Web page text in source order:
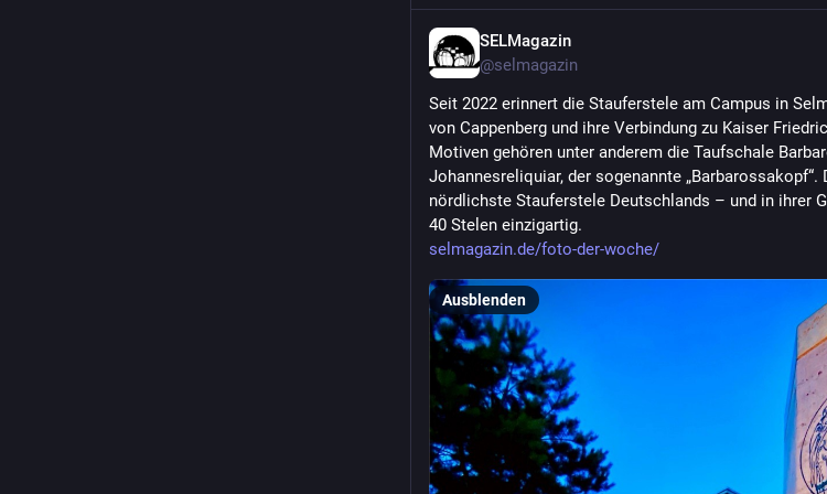
SELMagazin
@selmagazin
Seit 2022 erinnert die Stauferstele am Campus in
von Cappenberg und ihre Verbindung zu Kaiser
Motiven gehören unter anderem die Taufschale
Johannesreliquiar, der sogenannte
nördlichste Stauferstele Deutschlands – und in ihrer
40 Stelen einzigartig.
selmagazin.de/foto-der-woche/
Ausblenden